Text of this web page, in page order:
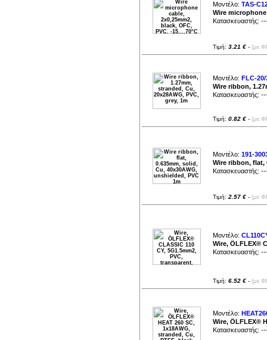
Μοντέλο: TAS-
Wire microphone
Κατασκευαστής:
Τιμή: 3.21 € - (με
Μοντέλο: FLC-20/
Wire ribbon,
Κατασκευαστής:
Τιμή: 0.82 € - (με
Μοντέλο: 191-
Wire ribbon, flat,
Κατασκευαστής:
Τιμή: 2.57 € - (με
Μοντέλο:
Wire, ÖLFLEX®
Κατασκευαστής:
Τιμή: 6.52 € - (με
Μοντέλο:
Wire, ÖLFLEX®
Κατασκευαστής: